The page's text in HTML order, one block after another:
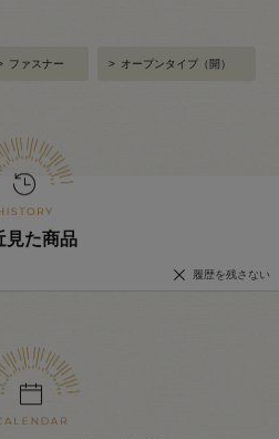
ファスナー > オープンタイプ（開）
見た商品
履歴を残さない